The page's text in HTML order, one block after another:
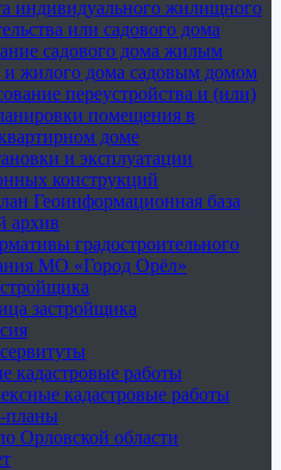
индивидуального жилищного
или садового дома
садового дома жилым
и жилого дома садовым домом
переустройства и (или)
помещения в
доме
и эксплуатации
конструкций
Геоинформационная база
архив
градостроительного
МО «Город Орёл»
застройщика
кадастровые работы
кадастровые работы
планы
Орловской области